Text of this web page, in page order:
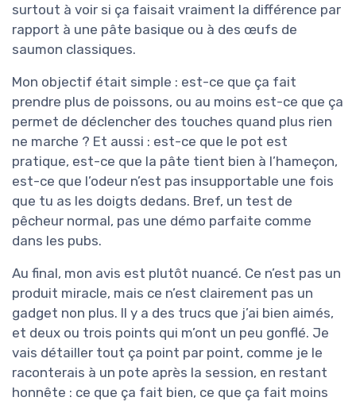
surtout à voir si ça faisait vraiment la différence par
rapport à une pâte basique ou à des œufs de
saumon classiques.
Mon objectif était simple : est-ce que ça fait
prendre plus de poissons, ou au moins est-ce que ça
permet de déclencher des touches quand plus rien
ne marche ? Et aussi : est-ce que le pot est
pratique, est-ce que la pâte tient bien à l’hameçon,
est-ce que l’odeur n’est pas insupportable une fois
que tu as les doigts dedans. Bref, un test de
pêcheur normal, pas une démo parfaite comme
dans les pubs.
Au final, mon avis est plutôt nuancé. Ce n’est pas un
produit miracle, mais ce n’est clairement pas un
gadget non plus. Il y a des trucs que j’ai bien aimés,
et deux ou trois points qui m’ont un peu gonflé. Je
vais détailler tout ça point par point, comme je le
raconterais à un pote après la session, en restant
honnête : ce que ça fait bien, ce que ça fait moins